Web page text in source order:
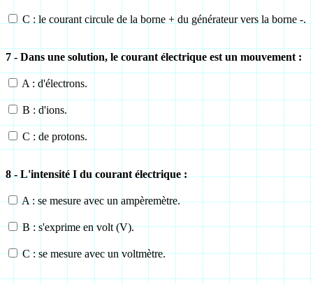
C : le courant circule de la borne + du générateur vers la borne -.
7 - Dans une solution, le courant électrique est un mouvement :
A : d'électrons.
B : d'ions.
C : de protons.
8 - L'intensitéIdu courant électrique :
A : se mesure avec un ampèremètre.
B : s'exprime en volt (V).
C : se mesure avec un voltmètre.